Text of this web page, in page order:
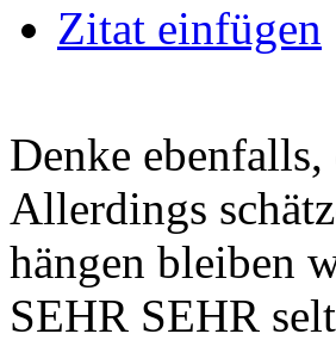
Zitat einfügen
Denke ebenfalls,
Allerdings
hängen bleiben
SEHR SEHR